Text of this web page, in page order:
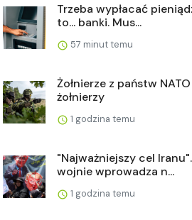
Trzeba wypłacać
to... banki. Mus...
57 minut temu
Żołnierze z państw
żołnierzy
1 godzina temu
"Najważniejszy cel
wojnie wprowadza n...
1 godzina temu